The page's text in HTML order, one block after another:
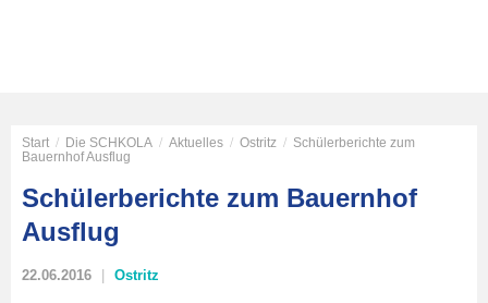
Start / Die SCHKOLA / Aktuelles / Ostritz / Schülerberichte zum
Bauernhof Ausflug
Schülerberichte zum Bauernhof
Ausflug
22.06.2016 Ostritz